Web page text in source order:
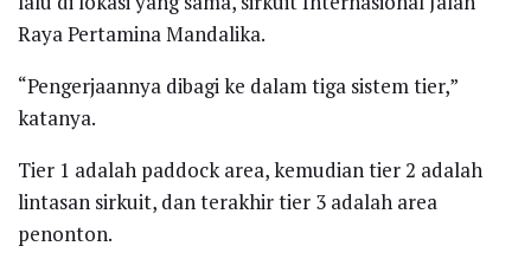
Raya Pertamina Mandalika.
“Pengerjaannya dibagi ke dalam tiga sistem tier,”
katanya.
Tier 1 adalah paddock area, kemudian tier 2 adalah
lintasan sirkuit, dan terakhir tier 3 adalah area
penonton.